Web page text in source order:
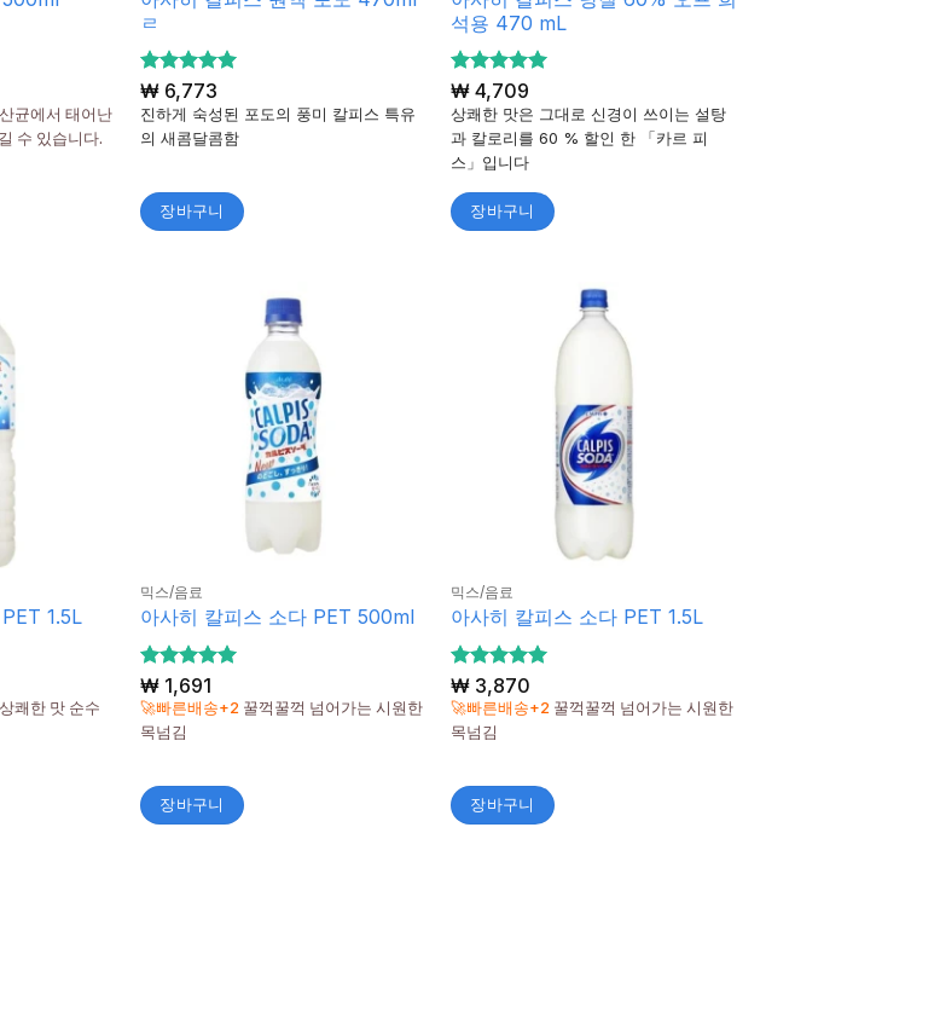
균에서 태어난
수 있습니다.
ㄹ
5 중에서
5로 평가
됨
₩6,773
진하게 숙성된 포도의 풍미 칼피스 특유
의 새콤달콤함
장바구니
석용 470 mL
5 중에서
5로 평가
됨
₩4,709
상쾌한 맛은 그대로 신경이 쓰이는 설탕
과 칼로리를 60 % 할인 한 「카르 피
스」입니다
장바구니
1.5L
쾌한 맛 순수
믹스/음료
아사히 칼피스 소다 PET 500ml
5 중에서
5로 평가
됨
₩1,691
🚀빠른배송+2꿀꺽꿀꺽 넘어가는 시원한
목넘김
장바구니
믹스/음료
아사히 칼피스 소다 PET 1.5L
5 중에서
5로 평가
됨
₩3,870
🚀빠른배송+2꿀꺽꿀꺽 넘어가는 시원한
목넘김
장바구니